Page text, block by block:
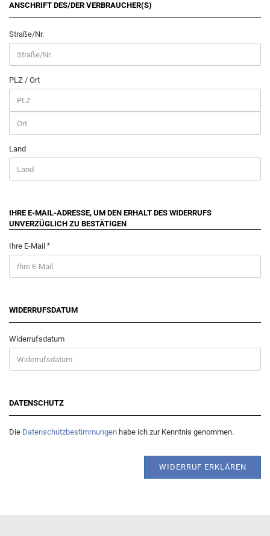
ANSCHRIFT DES/DER VERBRAUCHER(S)
Straße/Nr.
PLZ / Ort
Land
IHRE E-MAIL-ADRESSE, UM DEN ERHALT DES WIDERRUFS
UNVERZÜGLICH ZU BESTÄTIGEN
Ihre E-Mail
WIDERRUFSDATUM
Widerrufsdatum
DATENSCHUTZ
Die Datenschutzbestimmungen habe ich zur Kenntnis genommen.
WIDERRUF ERKLÄREN